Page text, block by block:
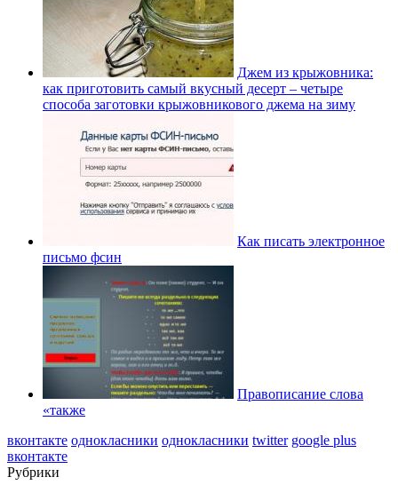
Джем из крыжовника:
как приготовить самый вкусный десерт – четыре
способа заготовки крыжовникового джема на зиму
Как писать электронное
письмо фсин
Правописание слова
«также
вконтакте однокласники однокласники twitter google plus
вконтакте
Рубрики